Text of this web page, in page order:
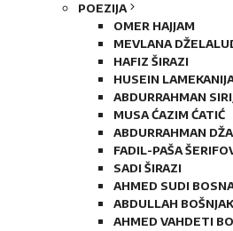
POEZIJA
OMER HAJJAM
MEVLANA
HAFIZ ŠIRAZI
HUSEIN
ABDURRAHMAN
MUSA ĆAZIM ĆATIĆ
ABDURRAHMAN
FADIL-PAŠA
SADI ŠIRAZI
AHMED SUDI
ABDULLAH BOŠNJAK
AHMED VAHDETI